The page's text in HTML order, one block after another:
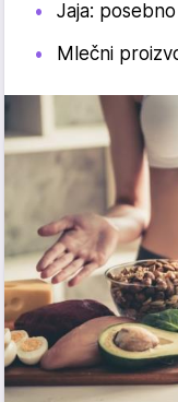
Jaja:
Mlečni